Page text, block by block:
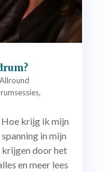
Allround
,
Hoe krijg ik mijn
in mijn
krijgen door het
en meer lees